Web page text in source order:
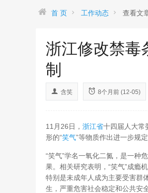
首 页 工作动态 查看文
浙江修改禁毒
制
含笑 8个月前 (12-05)
11月26日， 浙江省十四届人大常
形的“笑气”等物质作出进一步规
“笑气”学名一氧化二氮，是一种
果。相关研究表明，“笑气”成瘾
特别是未成年人成为主要受害群
生，严重危害社会稳定和公共安全